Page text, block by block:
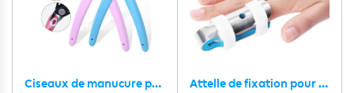
Ciseaux de manucure professionnels pour enlever les ongles – مقص مانيكير احترافي لإزالة الأظافر Attelle de fixation pour fracture du doigt – أداة لتثبيت الإصبع المصاب